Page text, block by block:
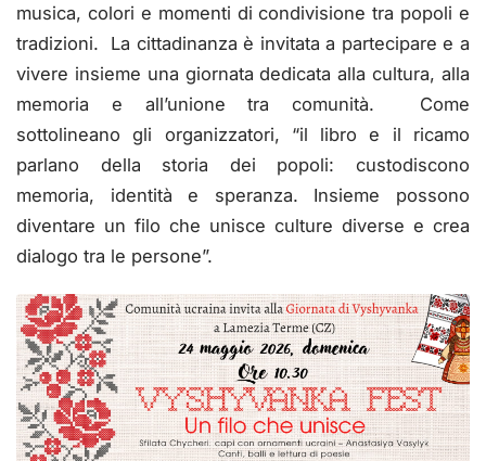
musica, colori e momenti di condivisione tra popoli e
tradizioni. La cittadinanza è invitata a partecipare e a
vivere insieme una giornata dedicata alla cultura, alla
memoria e all’unione tra comunità. Come
sottolineano gli organizzatori, “il libro e il ricamo
parlano della storia dei popoli: custodiscono
memoria, identità e speranza. Insieme possono
diventare un filo che unisce culture diverse e crea
dialogo tra le persone”.